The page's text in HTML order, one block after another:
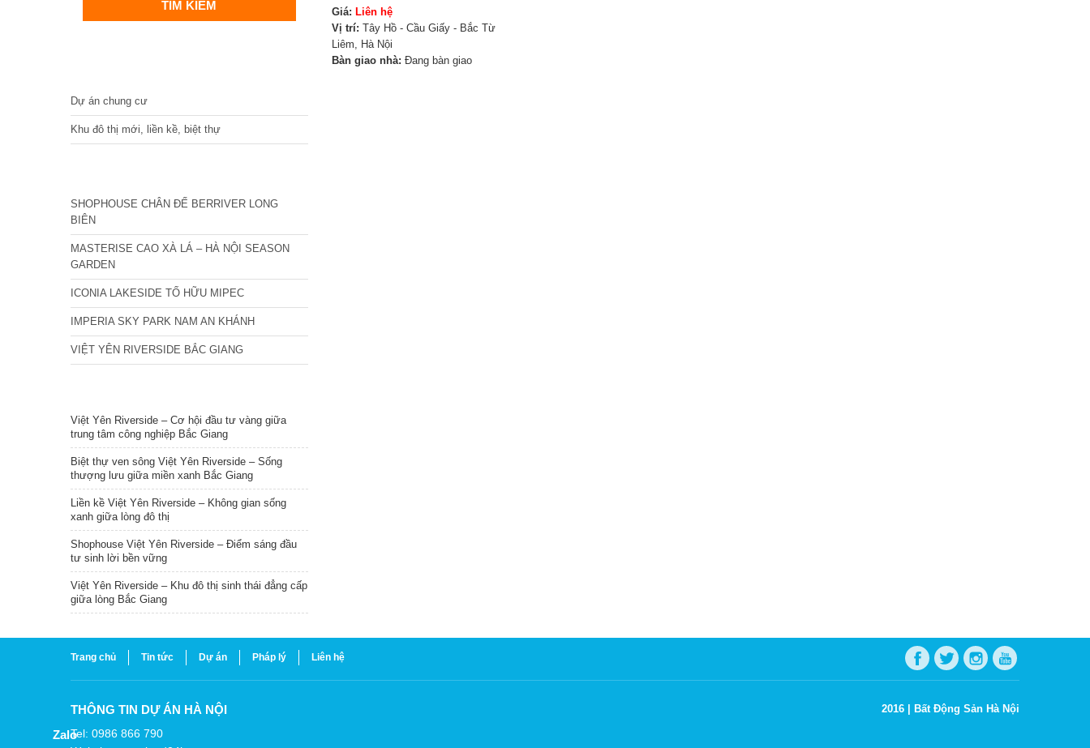
Giá: Liên hệ
Vị trí: Tây Hồ - Cầu Giấy - Bắc Từ
Liêm, Hà Nội
Bàn giao nhà: Đang bàn giao
Dự án chung cư
Khu đô thị mới, liền kề, biệt thự
SHOPHOUSE CHÂN ĐẾ BERRIVER LONG
BIÊN
MASTERISE CAO XÀ LÁ – HÀ NỘI SEASON
GARDEN
ICONIA LAKESIDE TỐ HỮU MIPEC
IMPERIA SKY PARK NAM AN KHÁNH
VIỆT YÊN RIVERSIDE BẮC GIANG
Việt Yên Riverside – Cơ hội đầu tư vàng giữa
trung tâm công nghiệp Bắc Giang
Biệt thự ven sông Việt Yên Riverside – Sống
thượng lưu giữa miền xanh Bắc Giang
Liền kề Việt Yên Riverside – Không gian sống
xanh giữa lòng đô thị
Shophouse Việt Yên Riverside – Điểm sáng đầu
tư sinh lời bền vững
Việt Yên Riverside – Khu đô thị sinh thái đẳng cấp
giữa lòng Bắc Giang
Trang chủ Tin tức Dự án Pháp lý Liên hệ
THÔNG TIN DỰ ÁN HÀ NỘI
Tel: 0986 866 790
2016 | Bất Động Sản Hà Nội
Zalo